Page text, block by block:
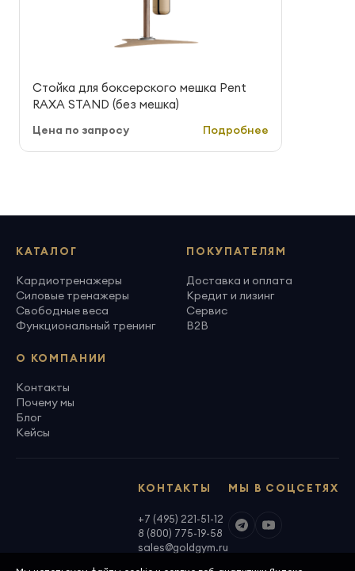
Стойка для боксерского мешка Pent
RAXA STAND (без мешка)
Цена по запросу Подробнее
КАТАЛОГ
Кардиотренажеры
Силовые тренажеры
Свободные веса
Функциональный тренинг
ПОКУПАТЕЛЯМ
Доставка и оплата
Кредит и лизинг
Сервис
B2B
О КОМПАНИИ
Контакты
Почему мы
Блог
Кейсы
МЫ В СОЦСЕТЯХ
КОНТАКТЫ
+7 (495) 221-51-12
8 (800) 775-19-58
sales@goldgym.ru